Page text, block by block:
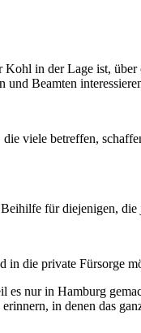
in der Lage ist,
Beamten
viele betreffen,
für diejenigen,
in die private Fürsorge
nur in Hamburg
in denen das